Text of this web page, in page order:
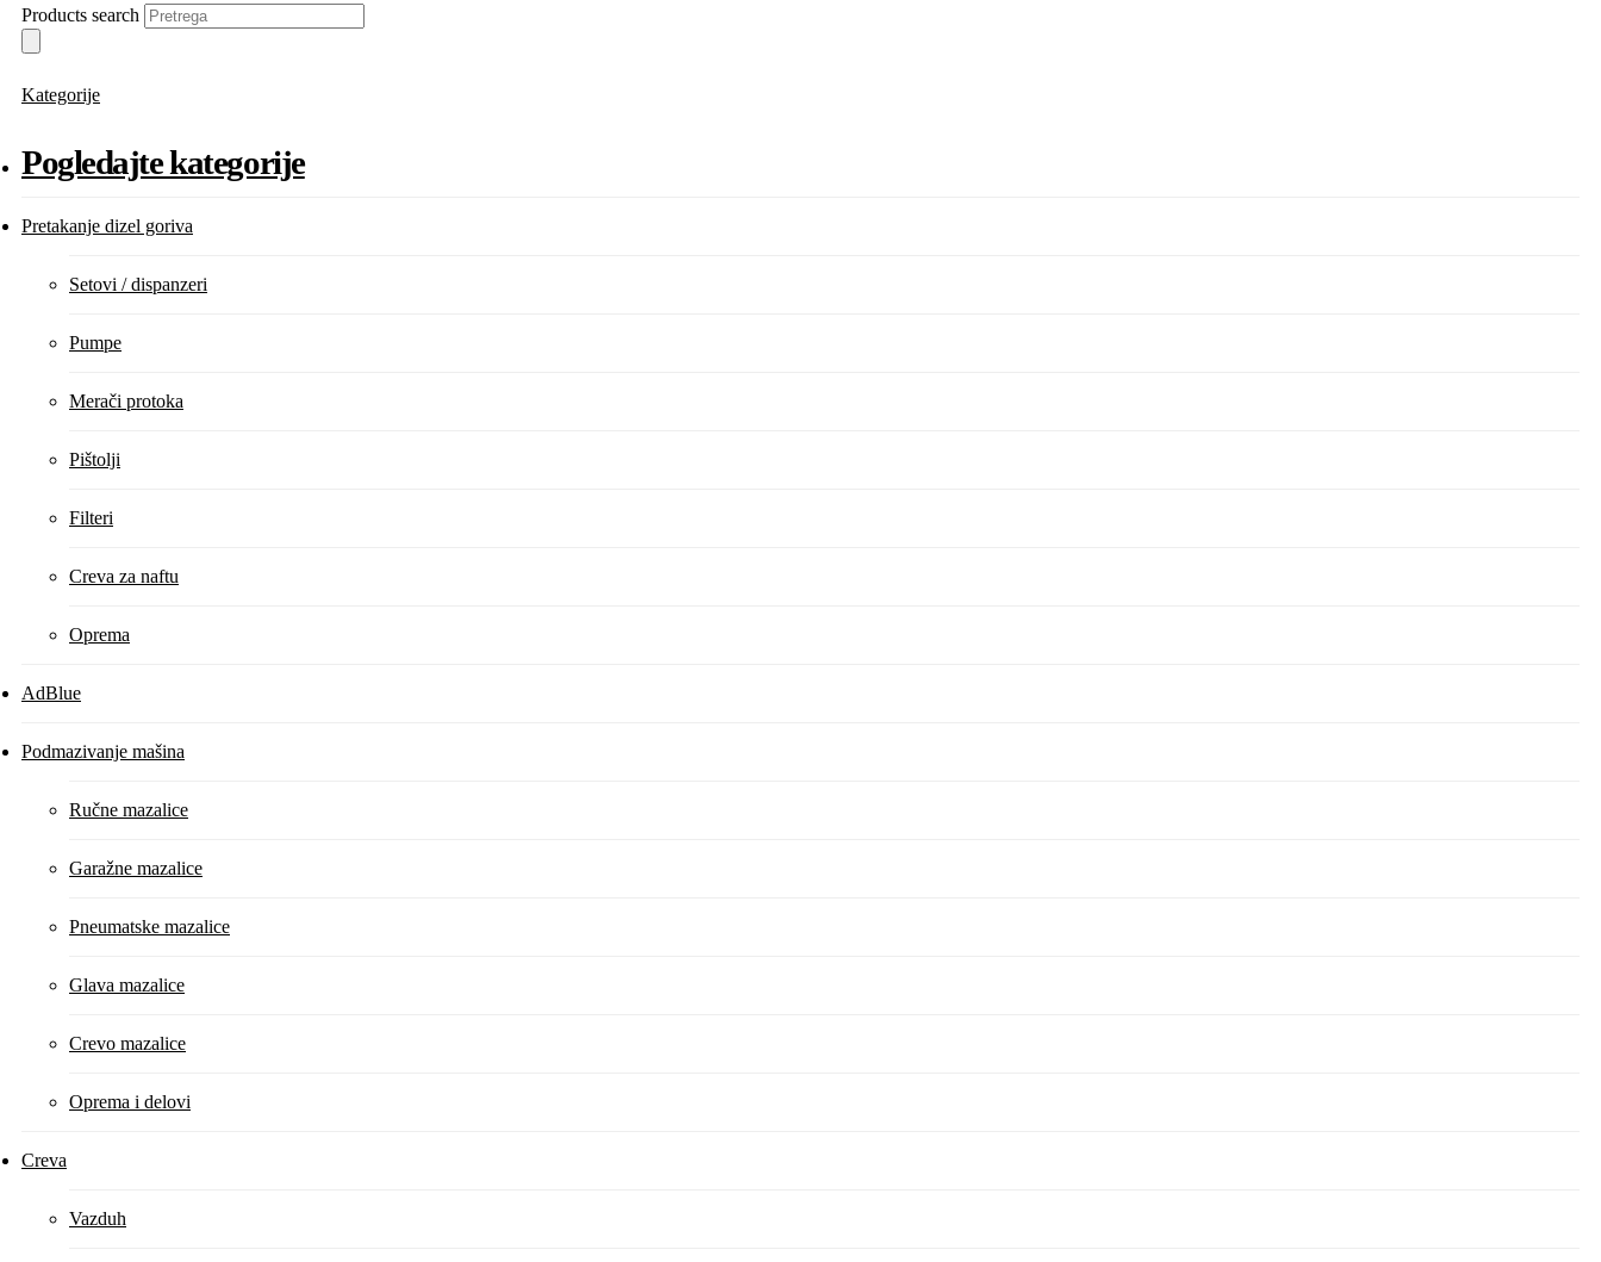
Products search
Kategorije
Pogledajte kategorije
Pretakanje dizel goriva
Setovi / dispanzeri
Pumpe
Merači protoka
Pištolji
Filteri
Creva za naftu
Oprema
AdBlue
Podmazivanje mašina
Ručne mazalice
Garažne mazalice
Pneumatske mazalice
Glava mazalice
Crevo mazalice
Oprema i delovi
Creva
Vazduh